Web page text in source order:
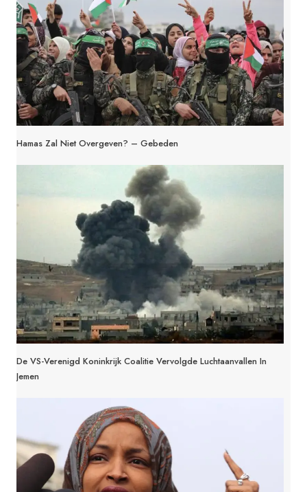
Hamas Zal Niet Overgeven? – Gebeden
De VS-Verenigd Koninkrijk Coalitie Vervolgde Luchtaanvallen In
Jemen